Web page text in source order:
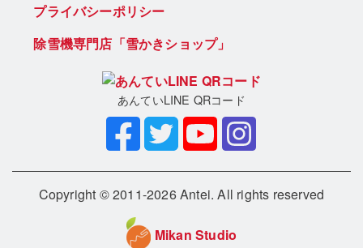
プライバシーポリシー
除雪機専門店「雪かきショップ」
あんていLINE QRコード
Copyright © 2011-2026 Antei. All rights reserved
Mikan Studio